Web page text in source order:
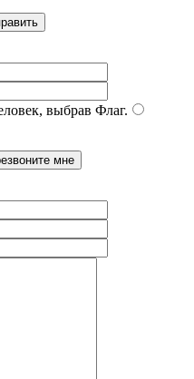
выбрав Флаг.